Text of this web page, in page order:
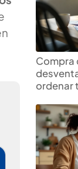
Compra
ordenar